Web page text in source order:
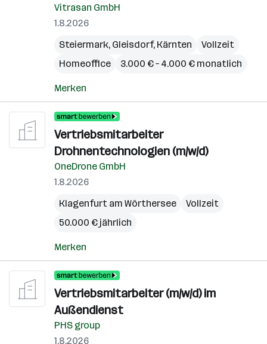
Vitrasan GmbH
1.8.2026
Steiermark, Gleisdorf, Kärnten
Vollzeit
Homeoffice
3.000 € – 4.000 € monatlich
Merken
Vertriebsmitarbeiter
Drohnentechnologien (m/w/d)
OneDrone GmbH
1.8.2026
Klagenfurt am Wörthersee
Vollzeit
50.000 € jährlich
Merken
Vertriebsmitarbeiter (m/w/d) im
Außendienst
PHS group
1.8.2026